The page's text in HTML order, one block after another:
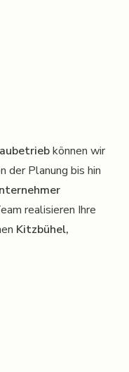
können wir
der Planung bis hin
realisieren Ihre
Kitzbühel,